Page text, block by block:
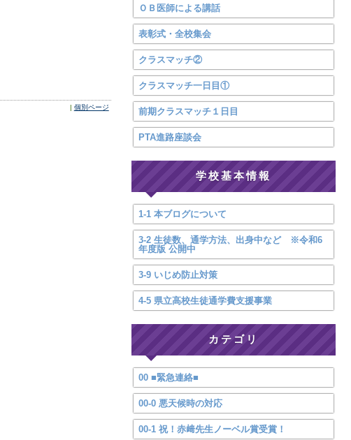
| 個別ページ
ＯＢ医師による講話
表彰式・全校集会
クラスマッチ②
クラスマッチ一日目①
前期クラスマッチ１日目
PTA進路座談会
学校基本情報
1-1 本ブログについて
3-2 生徒数、通学方法、出身中など ※令和6
年度版 公開中
3-9 いじめ防止対策
4-5 県立高校生徒通学費支援事業
カテゴリ
00 ■緊急連絡■
00-0 悪天候時の対応
00-1 祝！赤﨑先生ノーベル賞受賞！